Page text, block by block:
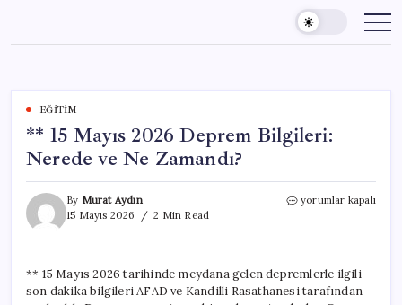
content
EĞITIM
** 15 Mayıs 2026 Deprem Bilgileri:
Nerede ve Ne Zamandı?
By Murat Aydın
15 Mayıs 2026
2 Min Read
**
Bilgileri:
Nerede
yorumlar kapalı
** 15 Mayıs 2026 tarihinde meydana gelen depremlerle ilgili
son dakika bilgileri AFAD ve Kandilli Rasathanesi tarafından